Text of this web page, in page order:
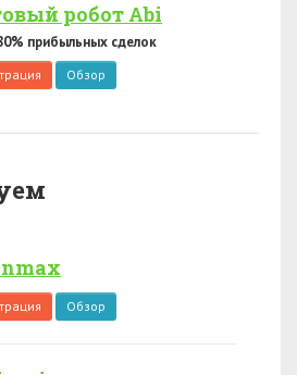
робот Abi
прибыльных сделок
Обзор
Обзор